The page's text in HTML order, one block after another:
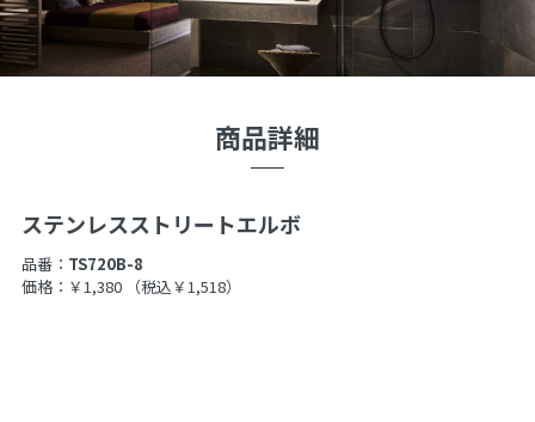
商品詳細
ステンレスストリートエルボ
品番： TS720B-8
価格：￥1,380
（税込￥1,518）